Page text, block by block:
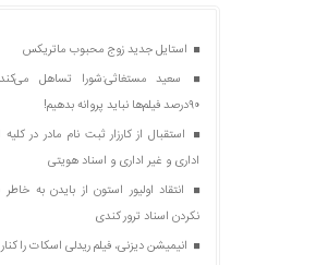
استایل جدید زوج محبوب ماتریکس
سعید مستغاثی:شورا تساهل
۹۰درصد فیلم‌ها نباید پروانه بدهیم!
استقبال از کارزار ثبت نام مادر در کلیه
اداری و غیر اداری و اسناد هویتی
انتقاد اولیور استون از بایدن به
نکردن اسناد ترور کندی
انیمیشن دیزنی، فیلم ریدلی اسکات را